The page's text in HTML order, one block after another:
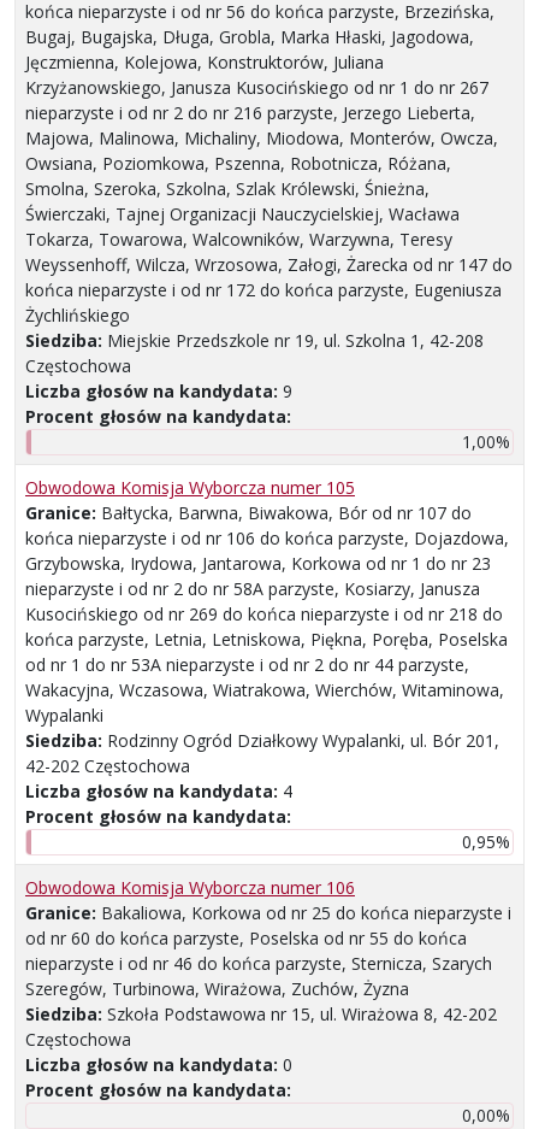
końca nieparzyste i od nr 56 do końca parzyste, Brzezińska,
Bugaj, Bugajska, Długa, Grobla, Marka Hłaski, Jagodowa,
Jęczmienna, Kolejowa, Konstruktorów, Juliana
Krzyżanowskiego, Janusza Kusocińskiego od nr 1 do nr 267
nieparzyste i od nr 2 do nr 216 parzyste, Jerzego Lieberta,
Majowa, Malinowa, Michaliny, Miodowa, Monterów, Owcza,
Owsiana, Poziomkowa, Pszenna, Robotnicza, Różana,
Smolna, Szeroka, Szkolna, Szlak Królewski, Śnieżna,
Świerczaki, Tajnej Organizacji Nauczycielskiej, Wacława
Tokarza, Towarowa, Walcowników, Warzywna, Teresy
Weyssenhoff, Wilcza, Wrzosowa, Załogi, Żarecka od nr 147 do
końca nieparzyste i od nr 172 do końca parzyste, Eugeniusza
Żychlińskiego
Siedziba: Miejskie Przedszkole nr 19, ul. Szkolna 1, 42-208
Częstochowa
Liczba głosów na kandydata: 9
Procent głosów na kandydata:
1,00%
Obwodowa Komisja Wyborcza numer 105
Granice: Bałtycka, Barwna, Biwakowa, Bór od nr 107 do
końca nieparzyste i od nr 106 do końca parzyste, Dojazdowa,
Grzybowska, Irydowa, Jantarowa, Korkowa od nr 1 do nr 23
nieparzyste i od nr 2 do nr 58A parzyste, Kosiarzy, Janusza
Kusocińskiego od nr 269 do końca nieparzyste i od nr 218 do
końca parzyste, Letnia, Letniskowa, Piękna, Poręba, Poselska
od nr 1 do nr 53A nieparzyste i od nr 2 do nr 44 parzyste,
Wakacyjna, Wczasowa, Wiatrakowa, Wierchów, Witaminowa,
Wypalanki
Siedziba: Rodzinny Ogród Działkowy Wypalanki, ul. Bór 201,
42-202 Częstochowa
Liczba głosów na kandydata: 4
Procent głosów na kandydata:
0,95%
Obwodowa Komisja Wyborcza numer 106
Granice: Bakaliowa, Korkowa od nr 25 do końca nieparzyste i
od nr 60 do końca parzyste, Poselska od nr 55 do końca
nieparzyste i od nr 46 do końca parzyste, Sternicza, Szarych
Szeregów, Turbinowa, Wirażowa, Zuchów, Żyzna
Siedziba: Szkoła Podstawowa nr 15, ul. Wirażowa 8, 42-202
Częstochowa
Liczba głosów na kandydata: 0
Procent głosów na kandydata:
0,00%